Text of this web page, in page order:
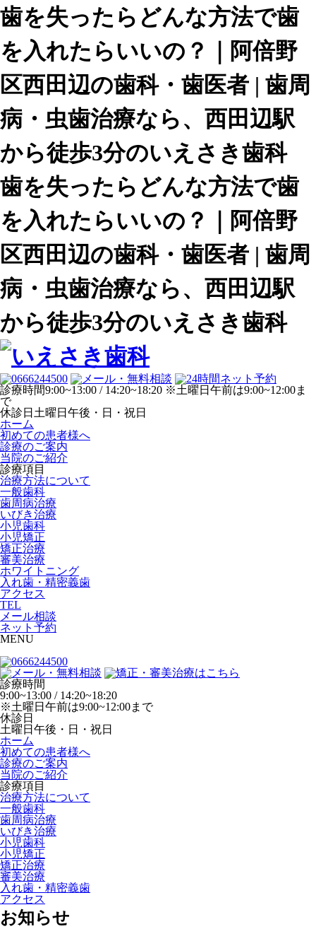
歯を失ったらどんな方法で歯
を入れたらいいの？｜阿倍野
区西田辺の歯科・歯医者 | 歯周
病・虫歯治療なら、西田辺駅
から徒歩3分のいえさき歯科
歯を失ったらどんな方法で歯
を入れたらいいの？｜阿倍野
区西田辺の歯科・歯医者 | 歯周
病・虫歯治療なら、西田辺駅
から徒歩3分のいえさき歯科
診療時間9:00~13:00 / 14:20~18:20 ※土曜日午前は9:00~12:00ま
で
休診日 土曜日午後・日・祝日
ホーム
初めての患者様へ
診療のご案内
当院のご紹介
診療項目
治療方法について
一般歯科
歯周病治療
いびき治療
小児歯科
小児矯正
矯正治療
審美治療
ホワイトニング
入れ歯・精密義歯
アクセス
TEL
メール相談
ネット予約
MENU
診療時間
9:00~13:00 / 14:20~18:20
※土曜日午前は9:00~12:00まで
休診日
土曜日午後・日・祝日
ホーム
初めての患者様へ
診療のご案内
当院のご紹介
診療項目
治療方法について
一般歯科
歯周病治療
いびき治療
小児歯科
小児矯正
矯正治療
審美治療
入れ歯・精密義歯
アクセス
お知らせ